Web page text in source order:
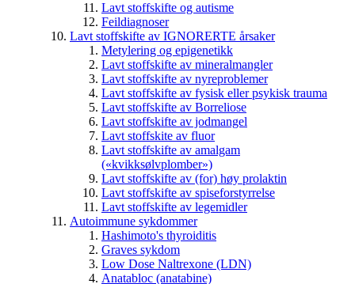
Lavt stoffskifte og autisme
Feildiagnoser
Lavt stoffskifte av IGNORERTE årsaker
Metylering og epigenetikk
Lavt stoffskifte av mineralmangler
Lavt stoffskifte av nyreproblemer
Lavt stoffskifte av fysisk eller psykisk trauma
Lavt stoffskifte av Borreliose
Lavt stoffskifte av jodmangel
Lavt stoffskite av fluor
Lavt stoffskifte av amalgam
(«kvikksølvplomber»)
Lavt stoffskifte av (for) høy prolaktin
Lavt stoffskifte av spiseforstyrrelse
Lavt stoffskifte av legemidler
Autoimmune sykdommer
Hashimoto's thyroiditis
Graves sykdom
Low Dose Naltrexone (LDN)
Anatabloc (anatabine)